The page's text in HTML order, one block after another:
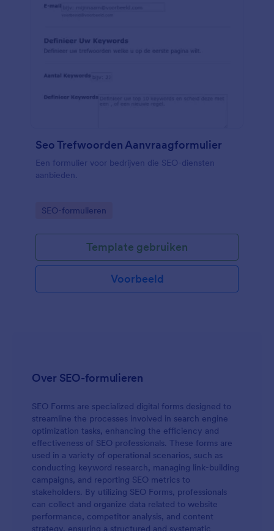
Seo Trefwoorden Aanvraagformulier
Een formulier voor bedrijven die SEO-diensten
aanbieden.
Go to Category:
SEO-formulieren
Template gebruiken
Voorbeeld
Over SEO-formulieren
SEO Forms are specialized digital forms designed to
streamline the processes involved in search engine
optimization tasks, enhancing the efficiency and
effectiveness of SEO professionals. These forms are
used in a variety of operational scenarios, such as
conducting keyword research, managing link-building
campaigns, and reporting SEO metrics to
stakeholders. By utilizing SEO Forms, professionals
can collect and organize data related to website
performance, competitor analysis, and content
strategy, ensuring a structured and systematic